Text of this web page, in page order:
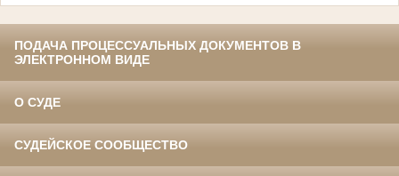
ПОДАЧА ПРОЦЕССУАЛЬНЫХ ДОКУМЕНТОВ В
ЭЛЕКТРОННОМ ВИДЕ
О СУДЕ
СУДЕЙСКОЕ СООБЩЕСТВО